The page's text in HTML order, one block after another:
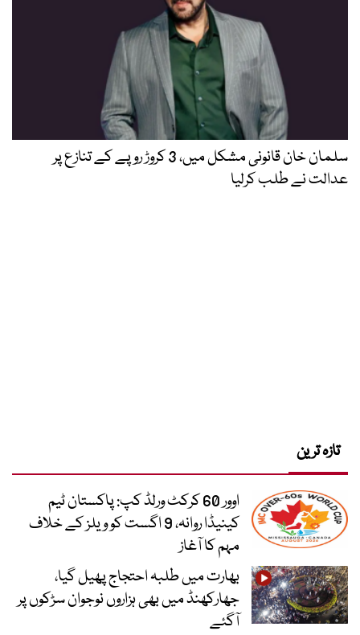
سلمان خان قانونی مشکل میں، 3 کروڑ روپے کے تنازع پر
عدالت نے طلب کرلیا
تازہ ترین
اوور 60 کرکٹ ورلڈ کپ: پاکستان ٹیم
کینیڈا روانہ، 9 اگست کو ویلز کے خلاف
مہم کا آغاز
بھارت میں طلبہ احتجاج پھیل گیا،
جھارکھنڈ میں بھی ہزاروں نوجوان سڑکوں پر
آگئے